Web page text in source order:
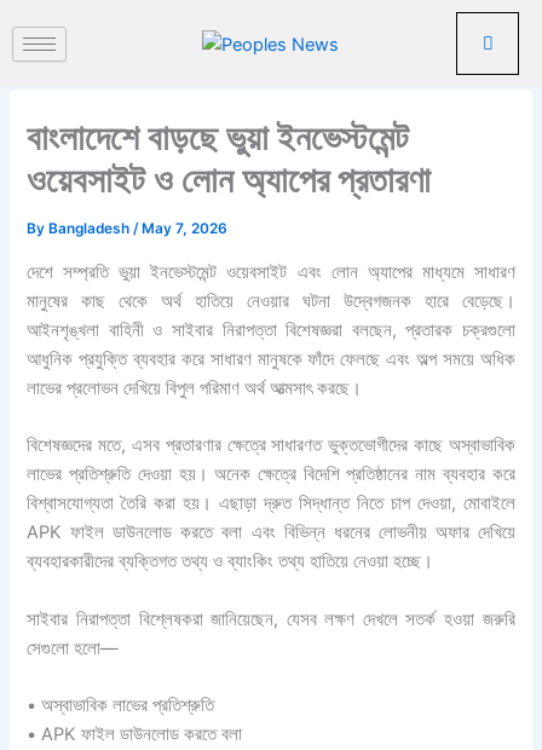
বাংলাদেশে বাড়ছে ভুয়া ইনভেস্টমেন্ট
ওয়েবসাইট ও লোন অ্যাপের প্রতারণা
By Bangladesh/ May 7, 2026
দেশে সম্প্রতি ভুয়া ইনভেস্টমেন্ট ওয়েবসাইট এবং লোন অ্যাপের মাধ্যমে সাধারণ
মানুষের কাছ থেকে অর্থ হাতিয়ে নেওয়ার ঘটনা উদ্বেগজনক হারে বেড়েছে।
আইনশৃঙ্খলা বাহিনী ও সাইবার নিরাপত্তা বিশেষজ্ঞরা বলছেন, প্রতারক চক্রগুলো
আধুনিক প্রযুক্তি ব্যবহার করে সাধারণ মানুষকে ফাঁদে ফেলছে এবং অল্প সময়ে অধিক
লাভের প্রলোভন দেখিয়ে বিপুল পরিমাণ অর্থ আত্মসাৎ করছে।
বিশেষজ্ঞদের মতে, এসব প্রতারণার ক্ষেত্রে সাধারণত ভুক্তভোগীদের কাছে অস্বাভাবিক
লাভের প্রতিশ্রুতি দেওয়া হয়। অনেক ক্ষেত্রে বিদেশি প্রতিষ্ঠানের নাম ব্যবহার করে
বিশ্বাসযোগ্যতা তৈরি করা হয়। এছাড়া দ্রুত সিদ্ধান্ত নিতে চাপ দেওয়া, মোবাইলে
APK ফাইল ডাউনলোড করতে বলা এবং বিভিন্ন ধরনের লোভনীয় অফার দেখিয়ে
ব্যবহারকারীদের ব্যক্তিগত তথ্য ও ব্যাংকিং তথ্য হাতিয়ে নেওয়া হচ্ছে।
সাইবার নিরাপত্তা বিশ্লেষকরা জানিয়েছেন, যেসব লক্ষণ দেখলে সতর্ক হওয়া জরুরি
সেগুলো হলো—
• অস্বাভাবিক লাভের প্রতিশ্রুতি
• APK ফাইল ডাউনলোড করতে বলা
রা
ত
ব